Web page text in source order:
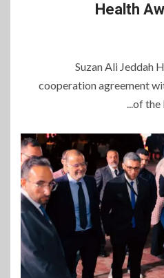
Health
Suzan Ali Jeddah
cooperation agreement
of the